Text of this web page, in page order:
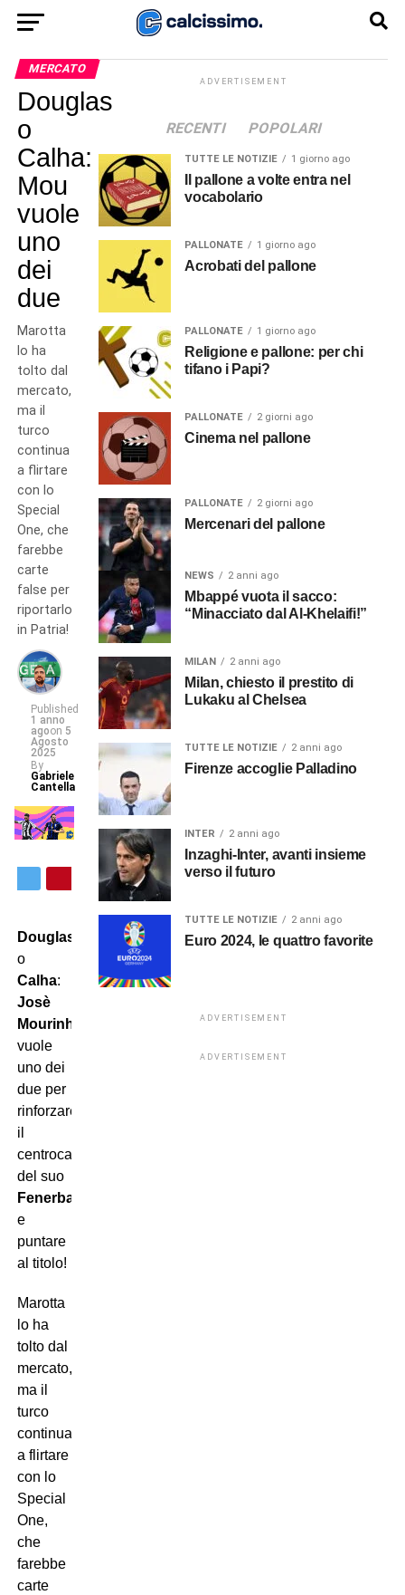
MERCATO
Douglas
o
Calha:
Mou
vuole
uno
dei
due
Marotta
lo ha
tolto dal
mercato,
ma il
turco
continua
a flirtare
con lo
Special
One, che
farebbe
carte
false per
riportarlo
in Patria!
Published
1 anno
agoon 5
Agosto
2025
By
Gabriele
Cantella
Douglas
o
Calha:
Josè
Mourinho
vuole
uno dei
due per
rinforzare
il
centrocampo
del suo
Fenerbahce
e
puntare
al titolo!
Marotta
lo ha
tolto dal
mercato,
ma il
turco
continua
a flirtare
con lo
Special
One,
che
farebbe
carte
ADVERTISEMENT
RECENTI POPOLARI
TUTTE LE NOTIZIE 1 giorno ago
Il pallone a volte entra nel
vocabolario
PALLONATE 1 giorno ago
Acrobati del pallone
PALLONATE 1 giorno ago
Religione e pallone: per chi
tifano i Papi?
PALLONATE 2 giorni ago
Cinema nel pallone
PALLONATE 2 giorni ago
Mercenari del pallone
NEWS 2 anni ago
Mbappé vuota il sacco:
“Minacciato dal Al-Khelaifi!”
MILAN 2 anni ago
Milan, chiesto il prestito di
Lukaku al Chelsea
TUTTE LE NOTIZIE 2 anni ago
Firenze accoglie Palladino
INTER 2 anni ago
Inzaghi-Inter, avanti insieme
verso il futuro
TUTTE LE NOTIZIE 2 anni ago
Euro 2024, le quattro favorite
ADVERTISEMENT
ADVERTISEMENT